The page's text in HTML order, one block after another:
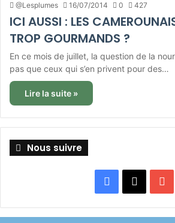
@Lesplumes 16/07/2014 0 427
ICI AUSSI : LES
TROP GOURMANDS ?
En ce mois de juillet, la question de la
pas que ceux qui s’en privent pour des…
Lire la suite »
Nous suivre
Facebook
X